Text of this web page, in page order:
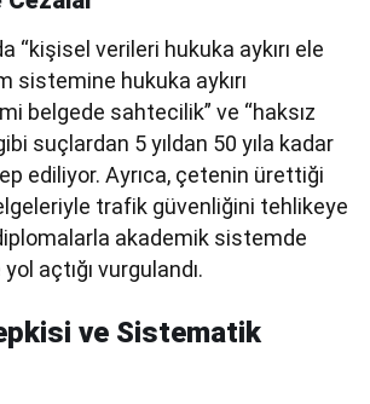
“kişisel verileri hukuka aykırı ele
sistemine hukuka aykırı
belgede sahtecilik” ve “haksız
suçlardan 5 yıldan 50 yıla kadar
ediliyor. Ayrıca, çetenin ürettiği
trafik güvenliğini tehlikeye
akademik sistemde
açtığı vurgulandı.
ve Sistematik